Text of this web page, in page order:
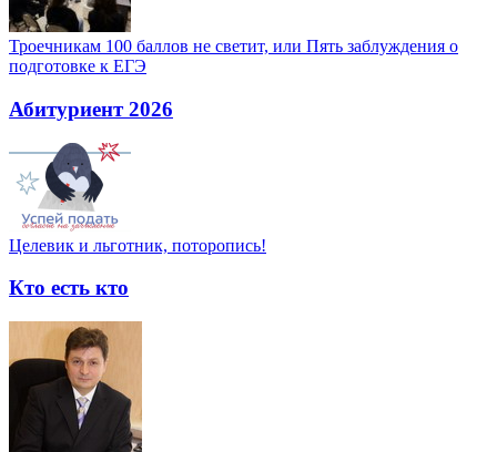
Троечникам 100 баллов не светит, или Пять заблуждения о
подготовке к ЕГЭ
Абитуриент 2026
Целевик и льготник, поторопись!
Кто есть кто